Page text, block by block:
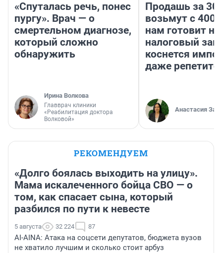
«Спуталась речь, понес
пургу». Врач — о
смертельном диагнозе,
который сложно
обнаружить
Ирина Волкова
Главврач клиники
«Реабилитация доктора
Волковой»
Продашь за
возьмут с
нам готовит
налоговый
коснется
даже
Анастасия
РЕКОМЕНДУЕМ
«Долго боялась выходить на улицу».
Мама искалеченного бойца СВО — о
том, как спасает сына, который
разбился по пути к невесте
5 августа 32 224 87
AI-AINA: Атака на соцсети депутатов, бюджета вузов
не хватило лучшим и сколько стоит арбуз